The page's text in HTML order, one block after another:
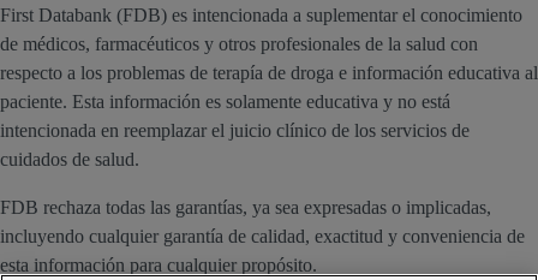
First Databank (FDB) es intencionada a suplementar el conocimiento
de médicos, farmacéuticos y otros profesionales de la salud con
respecto a los problemas de terapía de droga e información educativa al
paciente. Esta información es solamente educativa y no está
intencionada en reemplazar el juicio clínico de los servicios de
cuidados de salud.
FDB rechaza todas las garantías, ya sea expresadas o implicadas,
incluyendo cualquier garantía de calidad, exactitud y conveniencia de
esta información para cualquier propósito.